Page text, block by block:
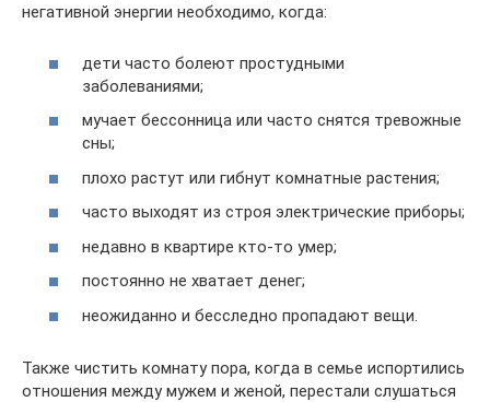
негативной энергии необходимо, когда:
дети часто болеют простудными
заболеваниями;
мучает бессонница или часто снятся тревожные
сны;
плохо растут или гибнут комнатные растения;
часто выходят из строя электрические приборы;
недавно в квартире кто-то умер;
постоянно не хватает денег;
неожиданно и бесследно пропадают вещи.
Также чистить комнату пора, когда в семье испортились
отношения между мужем и женой, перестали слушаться